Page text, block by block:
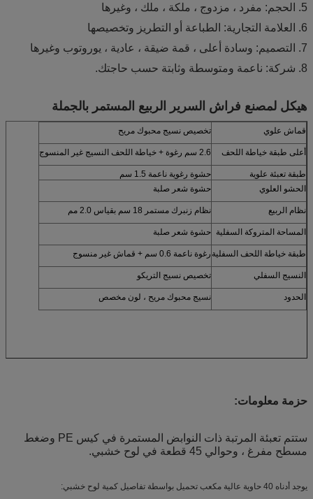
5. الحجم: مفرد ، مزدوج ، ملكة ، ملك ، وغيرها
6. العلامة التجارية: الطباعة أو التطريز وتخصيصها
7. التصميم: وسادة أعلى ، قمة ضيقة ، عادية ، يوروتوب وغيرها
8. شركة: ناعمة ومتوسطة وثابتة حسب حاجتك.
هيكل لمصنع فراش السرير الربيع المستمر بالجملة
قماش علوي تخصيص نسيج محبوك مريح
أعلى طبقة خياطة اللحف 2.6 سم رغوة + خياطة اللحف النسيج غير المنسوج
طبقة تعبئة علوية
حشوة رغوية ناعمة 1.5 سم
الحشو العلوي
حشوة شعر صلبة
نظام الربيع نظام زنبرك مستمر 18 سم بقياس 2.0 مم
المساحة المتروكة السفلية حشوة شعر صلبة
طبقة خياطة اللحف السفلية رغوة ناعمة 0.6 سم + قماش غير منسوج
النسيج السفلي تخصيص نسيج التريكو
الحدود نسيج محبوك مريح ، لون مخصص
حزمة معلومات:
ستتم تعبئة المرتبة ذات النوابض المستمرة في كيس PE وضغط
مسطح مفرغ ، وحوالي 45 قطعة في لوح خشبي.
يوجد أدناه 40 حاوية عالية مكعب تحميل بواسطة تفاصيل كمية لوح خشبي: